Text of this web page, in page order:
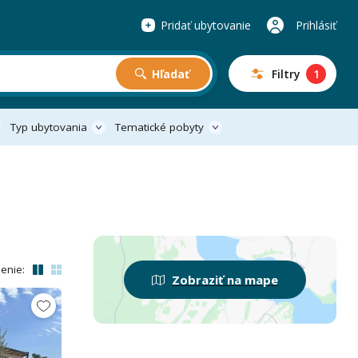
Hľadať Filtry 1
Pridať ubytovanie Prihlásiť
Typ ubytovania Tematické pobyty
Zobraziť na mape